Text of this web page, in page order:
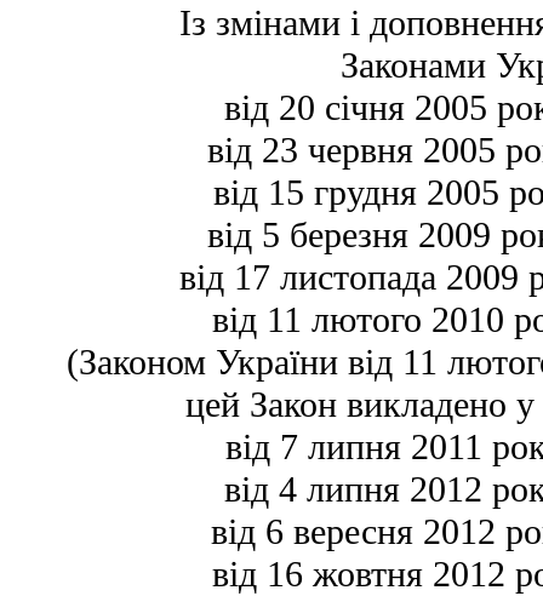
Із змінами і
Законами
від 20 січня 2005
від 23 червня 2005
від 15 грудня 2005
від 5 березня 2009
від 17 листопада
від 11 лютого 2010
(Законом України від 11
цей Закон викладено у
від 7 липня 2011
від 4 липня 2012
від 6 вересня 2012
від 16 жовтня 2012